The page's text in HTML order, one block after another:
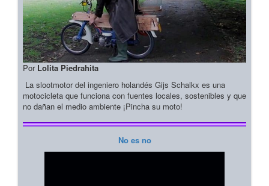
Por Lolita Piedrahita
La slootmotor del ingeniero holandés Gijs Schalkx es una
motocicleta que funciona con fuentes locales, sostenibles y que
no dañan el medio ambiente ¡Pincha su moto!
No es no